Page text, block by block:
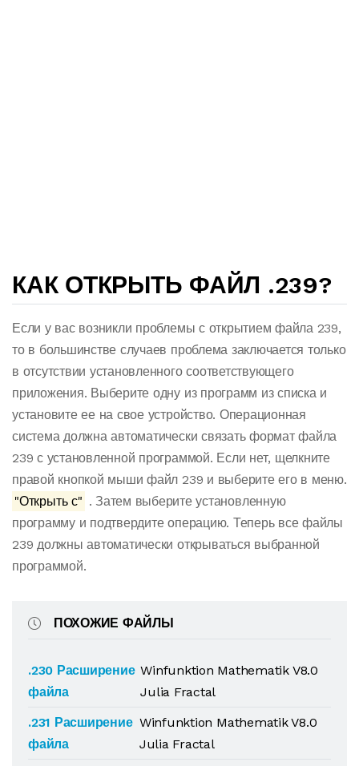
КАК ОТКРЫТЬ ФАЙЛ .239?
Если у вас возникли проблемы с открытием файла 239,
то в большинстве случаев проблема заключается только
в отсутствии установленного соответствующего
приложения. Выберите одну из программ из списка и
установите ее на свое устройство. Операционная
система должна автоматически связать формат файла
239 с установленной программой. Если нет, щелкните
правой кнопкой мыши файл 239 и выберите его в меню.
"Открыть с" . Затем выберите установленную
программу и подтвердите операцию. Теперь все файлы
239 должны автоматически открываться выбранной
программой.
ПОХОЖИЕ ФАЙЛЫ
.230 Расширение
файла
Winfunktion Mathematik V8.0
Julia Fractal
.231 Расширение
файла
Winfunktion Mathematik V8.0
Julia Fractal